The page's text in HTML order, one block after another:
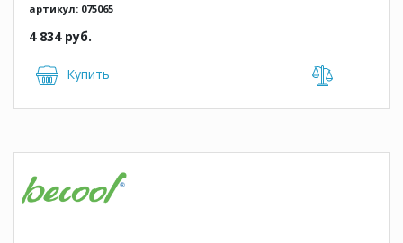
артикул: 075065
4 834 руб.
Купить